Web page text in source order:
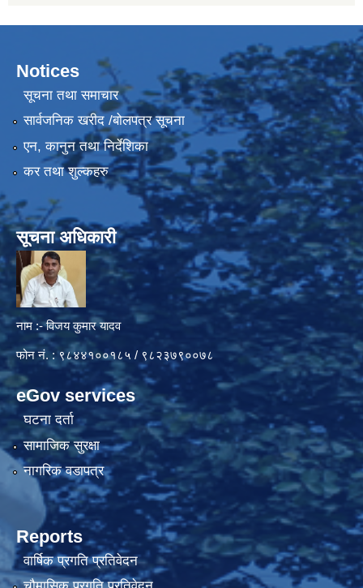
Notices
सूचना तथा समाचार
सार्वजनिक खरीद /बोलपत्र सूचना
एन, कानुन तथा निर्देशिका
कर तथा शुल्कहरु
सूचना अधिकारी
नाम :- विजय कुमार यादव
फोन नं. : ९८४४१००१८५ / ९८२३७९००७८
eGov services
घटना दर्ता
सामाजिक सुरक्षा
नागरिक वडापत्र
Reports
वार्षिक प्रगति प्रतिवेदन